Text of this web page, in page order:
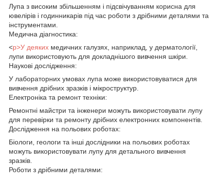
Лупа з високим збільшенням і підсвічуванням корисна для
ювелірів і годинникарів під час роботи з дрібними деталями та
інструментами.
Медична діагностика:
<p>У деяких медичних галузях, наприклад, у дерматології,
лупи використовують для докладнішого вивчення шкіри.
Наукові дослідження:
У лабораторних умовах лупа може використовуватися для
вивчення дрібних зразків і мікроструктур.
Електроніка та ремонт техніки:
Ремонтні майстри та інженери можуть використовувати лупу
для перевірки та ремонту дрібних електронних компонентів.
Дослідження на польових роботах:
Біологи, геологи та інші дослідники на польових роботах
можуть використовувати лупу для детального вивчення
зразків.
Роботи з дрібними деталями: